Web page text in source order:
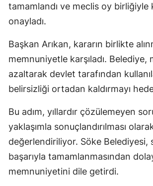
tamamlandı ve meclis oy birliğiyle
onayladı.
Başkan Arıkan, kararın birlikte
memnuniyetle karşıladı. Belediye,
azaltarak devlet tarafından
belirsizliği ortadan kaldırmayı
Bu adım, yıllardır çözülemeyen
yaklaşımla sonuçlandırılması
değerlendiriliyor. Söke Belediyesi,
başarıyla tamamlanmasından
memnuniyetini dile getirdi.